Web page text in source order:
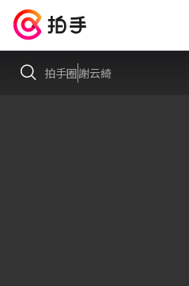
拍手圈謝云綺